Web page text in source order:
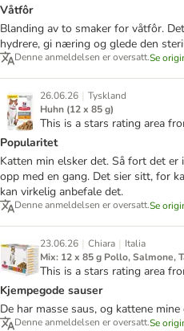
Våtfôr
Blanding av to smaker for våtfôr.
hydrere, gi næring og glede den
Denne anmeldelsen er oversatt.Se
26.06.26 | Tyskland
Huhn (12 x 85 g)
This is a stars rating area
Popularitet
Katten min elsker det. Så fort det
opp med en gang. Det sier sitt, for
kan virkelig anbefale det.
Denne anmeldelsen er oversatt.Se
23.06.26 | Chiara | Italia
Mix: 12 x 85 g Pollo, Salmone,
This is a stars rating area
Kjempegode sauser
De har masse saus, og kattene
Denne anmeldelsen er oversatt.Se